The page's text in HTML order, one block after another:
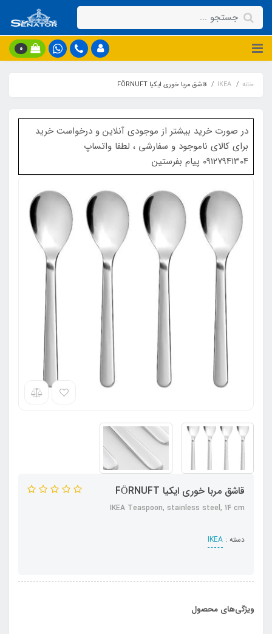
0
خانه IKEA قاشق مربا خوری ایکیا FÖRNUFT
در صورت خرید بیشتر از موجودی آنلاین و درخواست خرید
برای کالای ناموجود و سفارشی ، لطفا واتساپ
۰۹۱۲۷۹۴۱۳۰۴ پیام بفرستین
قاشق مربا خوری ایکیا FÖRNUFT
IKEA Teaspoon, stainless steel, 14 cm
دسته : IKEA
ویژگی‌های محصول